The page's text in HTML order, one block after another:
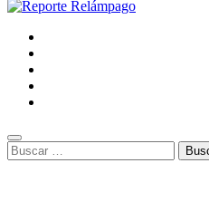
Buscar: